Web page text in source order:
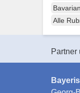
Alle
Partner